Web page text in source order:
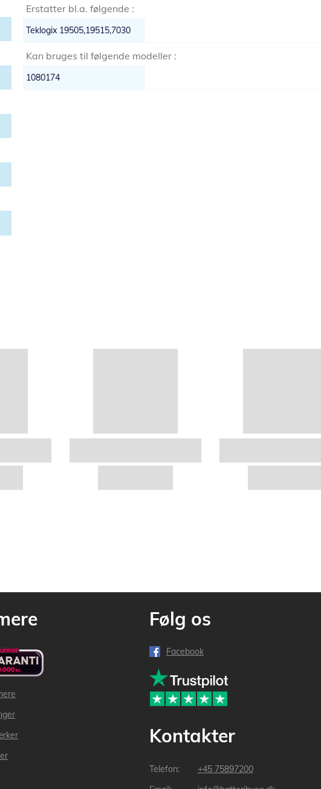
Erstatter bl.a. følgende :
Teklogix 19505,19515,7030
Kan bruges til følgende modeller :
1080174
Følg os
Facebook
Kontakter
+45 75897200